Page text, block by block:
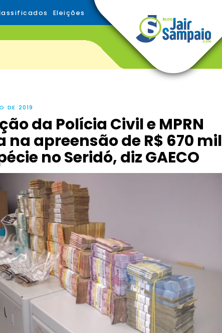
Eleições
DE 2019
da Polícia Civil e MPRN
na apreensão de R$ 670 mil
no Seridó, diz GAECO